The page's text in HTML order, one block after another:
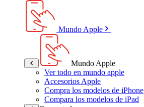
Mundo Apple
Mundo Apple
Ver todo en mundo apple
Accesorios Apple
Compra los modelos de iPhone
Compara los modelos de iPad